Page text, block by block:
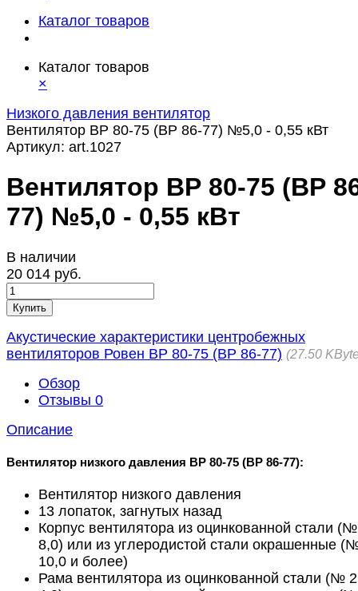
Каталог товаров
Каталог товаров
×
Низкого давления вентилятор
Вентилятор ВР 80-75 (ВР 86-77) №5,0 - 0,55 кВт
Артикул: art.1027
Вентилятор ВР 80-75 (ВР
77) №5,0 - 0,55 кВт
В наличии
20 014 руб.
Купить
Акустические характеристики центробежных
вентиляторов Ровен ВР 80-75 (ВР 86-77)
27.50
Обзор
Отзывы 0
Описание
Вентилятор низкого давления ВР 80-75 (ВР 86-77):
Вентилятор низкого давления
13 лопаток, загнутых назад
Корпус вентилятора из оцинкованной стали
8,0) или из углеродистой стали окрашенные
10,0 и более)
Рама вентилятора из оцинкованной стали (№